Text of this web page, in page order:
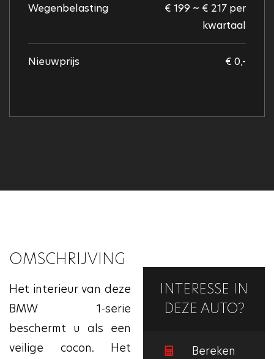
Wegenbelasting
€ 199 ~ € 217 per
kwartaal
Nieuwprijs € 0,-
OMSCHRIJVING
Het interieur van deze
BMW 1-serie
beschermt u als een
veilige cocon. Het
INTERESSE IN
DEZE AUTO?
Bereken